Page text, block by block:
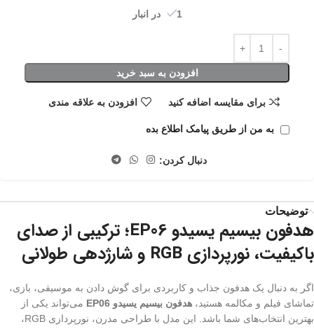
1 در انبار
افزودن به سبد خرید
برای مقایسه اضافه کنید افزودن به علاقه مندی
به من از طریق پیامک اطلاع بده
دنبال کردن:
توضیحات
هدفون بیسیم یسیدو EP06؛ ترکیبی از صدای
باکیفیت، نورپردازی RGB و شارژدهی طولانی
اگر به دنبال یک هدفون جذاب و کاربردی برای گوش دادن به موسیقی، بازی،
تماشای فیلم و مکالمه هستید، هدفون بیسیم یسیدو EP06
می‌تواند یکی از
بهترین انتخاب‌های شما باشد. این مدل با طراحی مدرن، نورپردازی RGB،